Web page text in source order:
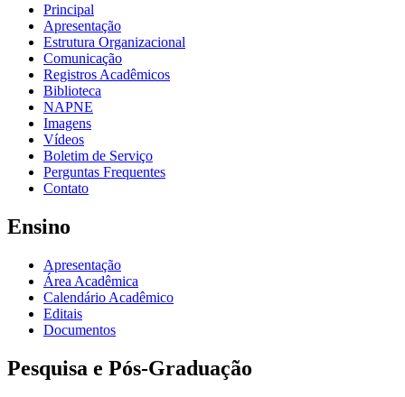
Principal
Apresentação
Estrutura Organizacional
Comunicação
Registros Acadêmicos
Biblioteca
NAPNE
Imagens
Vídeos
Boletim de Serviço
Perguntas Frequentes
Contato
Ensino
Apresentação
Área Acadêmica
Calendário Acadêmico
Editais
Documentos
Pesquisa e Pós-Graduação